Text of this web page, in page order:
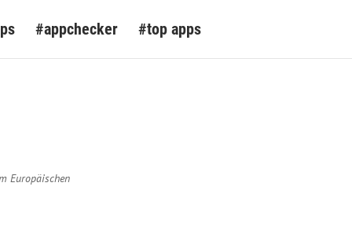
#appchecker #top apps
Europäischen